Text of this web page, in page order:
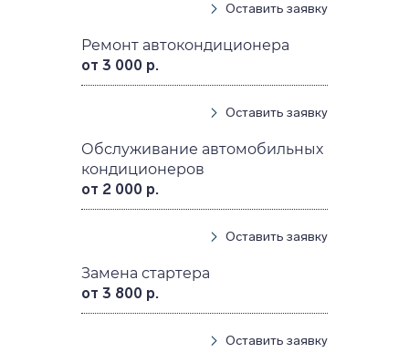
Оставить заявку
Ремонт автокондиционера
от 3 000 р.
Оставить заявку
Обслуживание автомобильных
кондиционеров
от 2 000 р.
Оставить заявку
Замена стартера
от 3 800 р.
Оставить заявку